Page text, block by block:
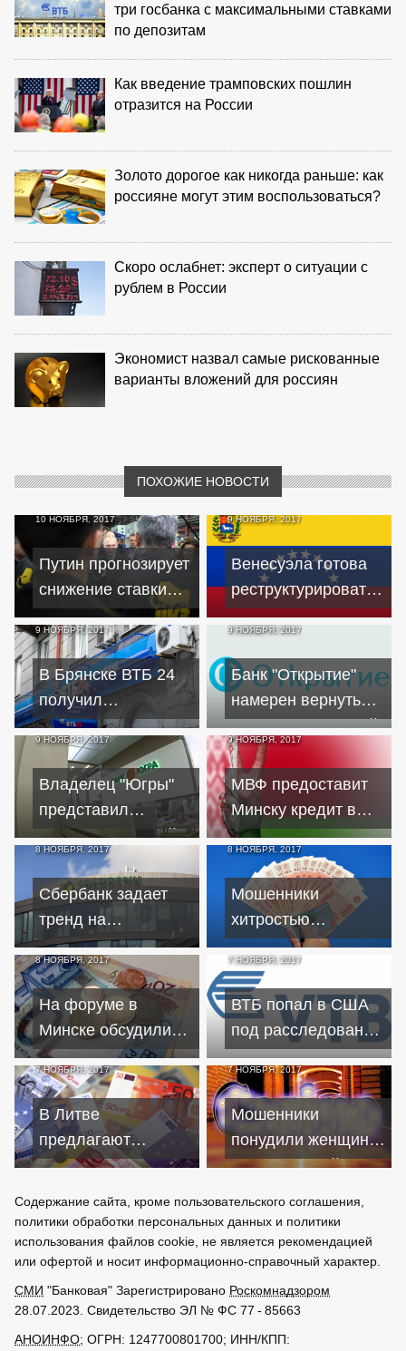
три госбанка с максимальными ставками
по депозитам
Как введение трамповских пошлин
отразится на России
Золото дорогое как никогда раньше: как
россияне могут этим воспользоваться?
Скоро ослабнет: эксперт о ситуации с
рублем в России
Экономист назвал самые рискованные
варианты вложений для россиян
ПОХОЖИЕ НОВОСТИ
10 НОЯБРЯ, 2017
Путин прогнозирует
снижение ставки
ЦБ по итогам
инфляции
9 НОЯБРЯ, 2017
Венесуэла готова
реструктурировать
долг по кредиту
перед Россией
9 НОЯБРЯ, 2017
В Брянске ВТБ 24
получил
предупреждение за
скрытность
9 НОЯБРЯ, 2017
Банк "Открытие"
намерен вернуть
двух миллиардный
кредит
9 НОЯБРЯ, 2017
Владелец "Югры"
представил
регулятору новый
план спасения
банка
9 НОЯБРЯ, 2017
МВФ предоставит
Минску кредит в
обмен на
сближение с
Брюсселем
8 НОЯБРЯ, 2017
Сбербанк задает
тренд на
понижение ставок
по ипотечным
кредитам
8 НОЯБРЯ, 2017
Мошенники
хитростью
заставили 8
костромичей взять
кредиты на свое
имя
8 НОЯБРЯ, 2017
На форуме в
Минске обсудили
белорусскую
экономику
7 НОЯБРЯ, 2017
ВТБ попал в США
под расследование
из-за долга
Мозамбика
7 НОЯБРЯ, 2017
В Литве
предлагают
облегчить расчет по
штрафам для
должников
7 НОЯБРЯ, 2017
Мошенники
понудили женщину
взять крупный
"выигрыша" в
интернете
Содержание сайта, кроме пользовательского соглашения,
политики обработки персональных данных и политики
использования файлов cookie, не является рекомендацией
или офертой и носит информационно-справочный характер.
СМИ "Банковая" Зарегистрировано Роскомнадзором
28.07.2023. Свидетельство ЭЛ № ФС 77 - 85663
АНОИНФО; ОГРН: 1247700801700; ИНН/КПП: